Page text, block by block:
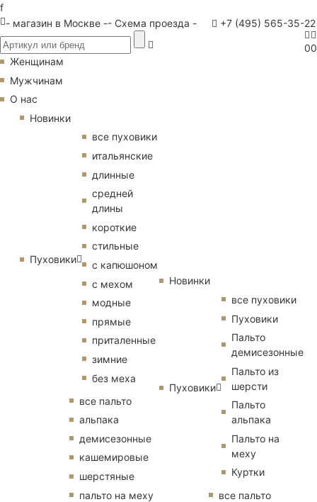
f
- магазин в Москве -- Схема проезда - +7 (495) 565-35-22
00
Женщинам
Мужчинам
О нас
Новинки
Пуховики
все пуховики
итальянские
длинные
средней
длины
короткие
стильные
с капюшоном
с мехом
модные
прямые
приталенные
зимние
без меха
все пальто
альпака
демисезонные
кашемировые
шерстяные
пальто на меху
Новинки
Пуховики
все пуховики
Пуховики
Пальто
демисезонные
Пальто из
шерсти
Пальто
альпака
Пальто на
меху
Куртки
все пальто